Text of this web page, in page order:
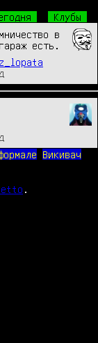
Клубы
в
есть.
Викивач